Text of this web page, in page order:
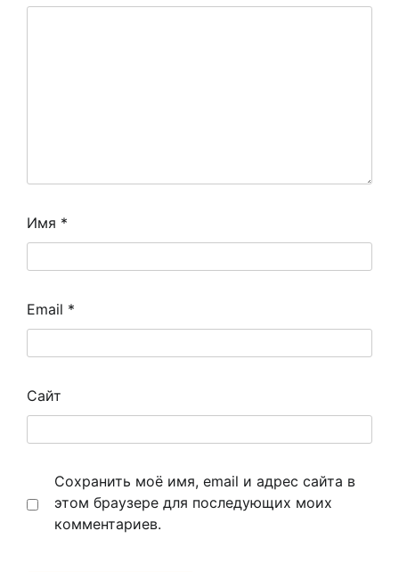
Имя *
Email *
Сайт
Сохранить моё имя, email и адрес сайта в
этом браузере для последующих моих
комментариев.